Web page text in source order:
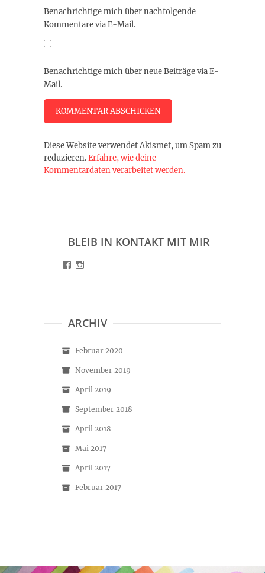
Benachrichtige mich über nachfolgende
Kommentare via E-Mail.
Benachrichtige mich über neue Beiträge via E-
Mail.
Diese Website verwendet Akismet, um Spam zu
reduzieren.Erfahre, wie deine
Kommentardaten verarbeitet werden.
BLEIB IN KONTAKT MIT MIR
Profil
aufauf
ARCHIV
Februar 2020
November 2019
April 2019
September 2018
April 2018
Mai 2017
April 2017
Februar 2017